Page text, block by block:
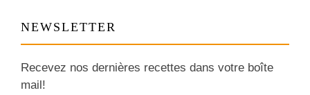
NEWSLETTER
Recevez nos dernières recettes dans votre boîte
mail!